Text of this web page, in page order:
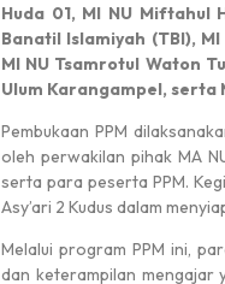
Huda 01, MI NU Miftahul
Banatil Islamiyah (TBI),
MI NU Tsamrotul Waton
Ulum Karangampel, serta
Pembukaan PPM
oleh perwakilan pihak MA
serta para peserta PPM.
Asy’ari 2 Kudus dalam
Melalui program PPM ini,
dan keterampilan mengajar